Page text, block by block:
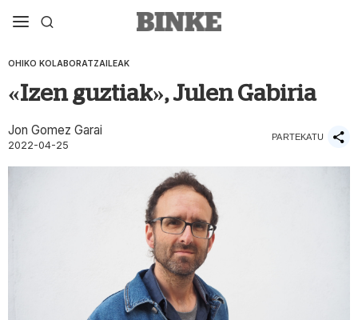
OHIKO KOLABORATZAILEAK
«Izen guztiak», Julen Gabiria
Jon Gomez Garai
2022-04-25
PARTEKATU